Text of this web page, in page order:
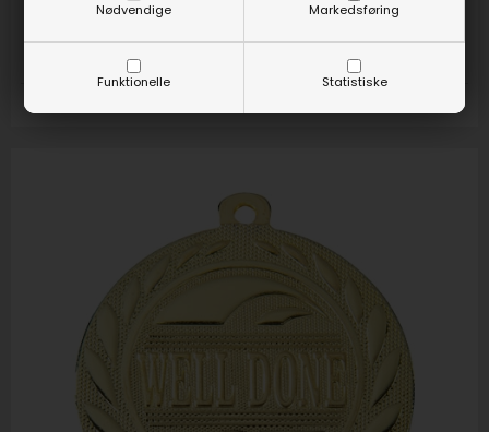
Nødvendige Markedsføring
Funktionelle Statistiske
300,00DKK